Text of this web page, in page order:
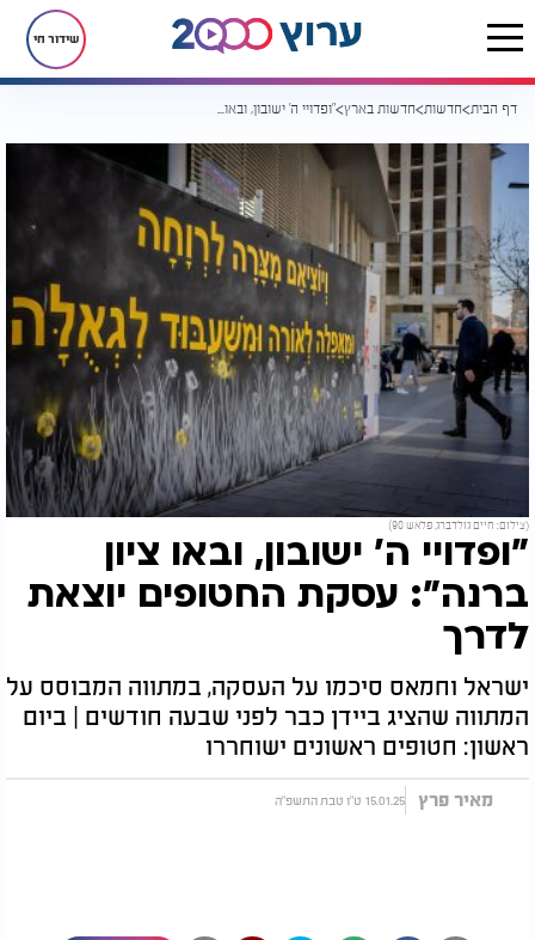
שידור חי
דף הבית חדשות חדשות בארץ "ופדויי ה' ישובון, ובאו ציון ברנה": עסקת החטופים יוצאת לדרך
(צילום: חיים גולדברג, פלאש 90)
"ופדויי ה' ישובון, ובאו ציון
ברנה": עסקת החטופים יוצאת
לדרך
ישראל וחמאס סיכמו על העסקה, במתווה המבוסס על
המתווה שהציג ביידן כבר לפני שבעה חודשים | ביום
ראשון: חטופים ראשונים ישוחררו
מאיר פרץ 15.01.25 ט"ו טבת התשפ"ה